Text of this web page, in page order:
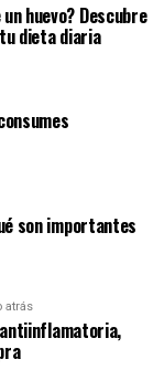
huevo? Descubre
dieta diaria
son importantes
atrás